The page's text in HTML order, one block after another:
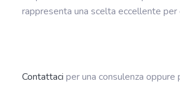
rappresenta una scelta eccellente
Contattaci per una consulenza